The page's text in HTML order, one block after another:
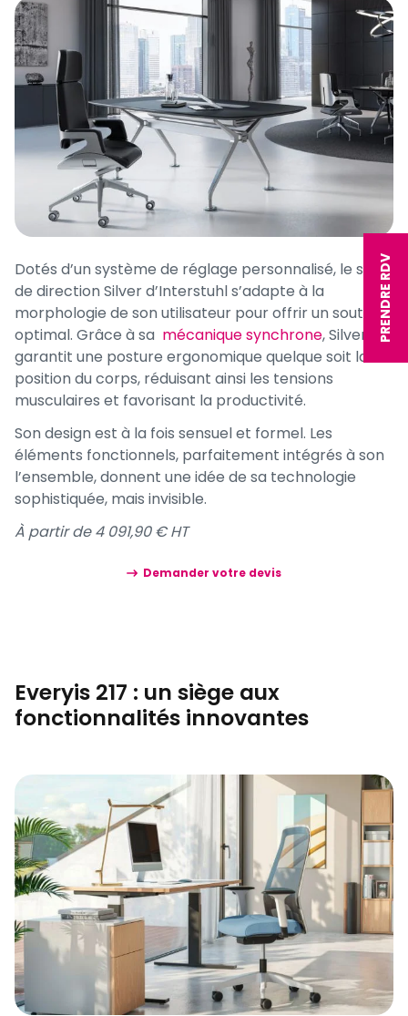
Dotés d’un système de réglage personnalisé, le siège
de direction Silver d’Interstuhl s’adapte à la
morphologie de son utilisateur pour offrir un soutien
optimal. Grâce à sa mécanique synchrone, Silver
garantit une posture ergonomique quelque soit la
position du corps, réduisant ainsi les tensions
musculaires et favorisant la productivité.
Son design est à la fois sensuel et formel. Les
éléments fonctionnels, parfaitement intégrés à son
l’ensemble, donnent une idée de sa technologie
sophistiquée, mais invisible.
À partir de 4 091,90 € HT
Demander votre devis
Everyis 217 : un siège aux
fonctionnalités innovantes
PRENDRE RDV